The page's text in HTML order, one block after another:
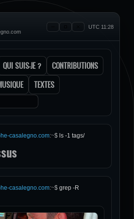
UTC 11:28
QUI SUIS-JE ?
CONTRIBUTIONS
TEXTES
casalegno.com:~$ ls -1 tags/
casalegno.com:~$ grep -R